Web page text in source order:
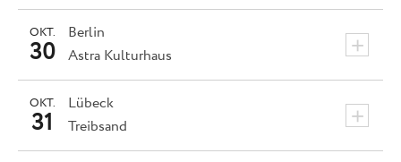
Berlin +
OKT.
30 Astra Kulturhaus
Lübeck +
OKT.
31 Treibsand